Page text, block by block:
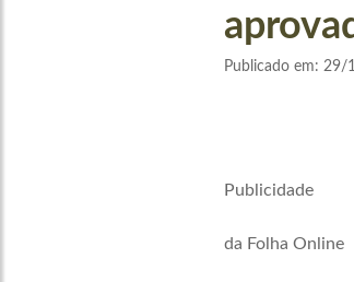
Publicado em: 29/
Publicidade
da Folha Online